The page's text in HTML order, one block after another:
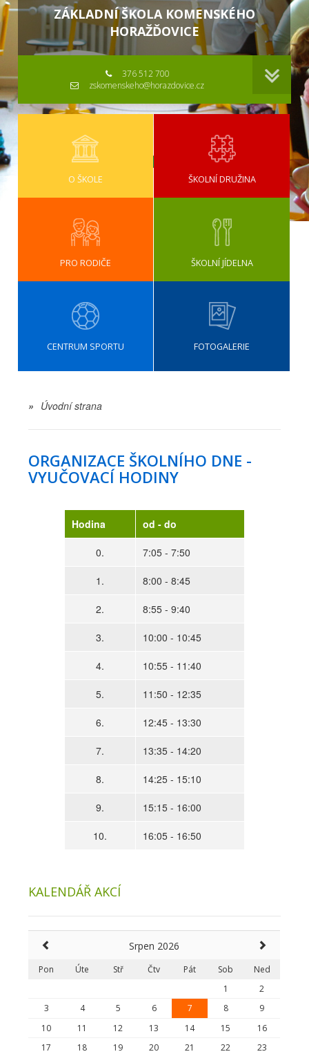
ZÁKLADNÍ ŠKOLA KOMENSKÉHO
HORAŽĎOVICE
376 512 700
zskomenskeho@horazdovice.cz
O ŠKOLE ŠKOLNÍ DRUŽINA
PRO RODIČE ŠKOLNÍ JÍDELNA
CENTRUM SPORTU FOTOGALERIE
» Úvodní strana
ORGANIZACE ŠKOLNÍHO DNE -
VYUČOVACÍ HODINY
Hodina od - do
0. 7:05 - 7:50
1. 8:00 - 8:45
2. 8:55 - 9:40
3. 10:00 - 10:45
4. 10:55 - 11:40
5. 11:50 - 12:35
6. 12:45 - 13:30
7. 13:35 - 14:20
8. 14:25 - 15:10
9. 15:15 - 16:00
10. 16:05 - 16:50
KALENDÁŘ AKCÍ
Srpen 2026
Pon Úte Stř Čtv Pát Sob
Ned
1
2
3
4 5 6 7 8
9
10
11 12 13 14 15
16
17
18 19 20 21 22
23